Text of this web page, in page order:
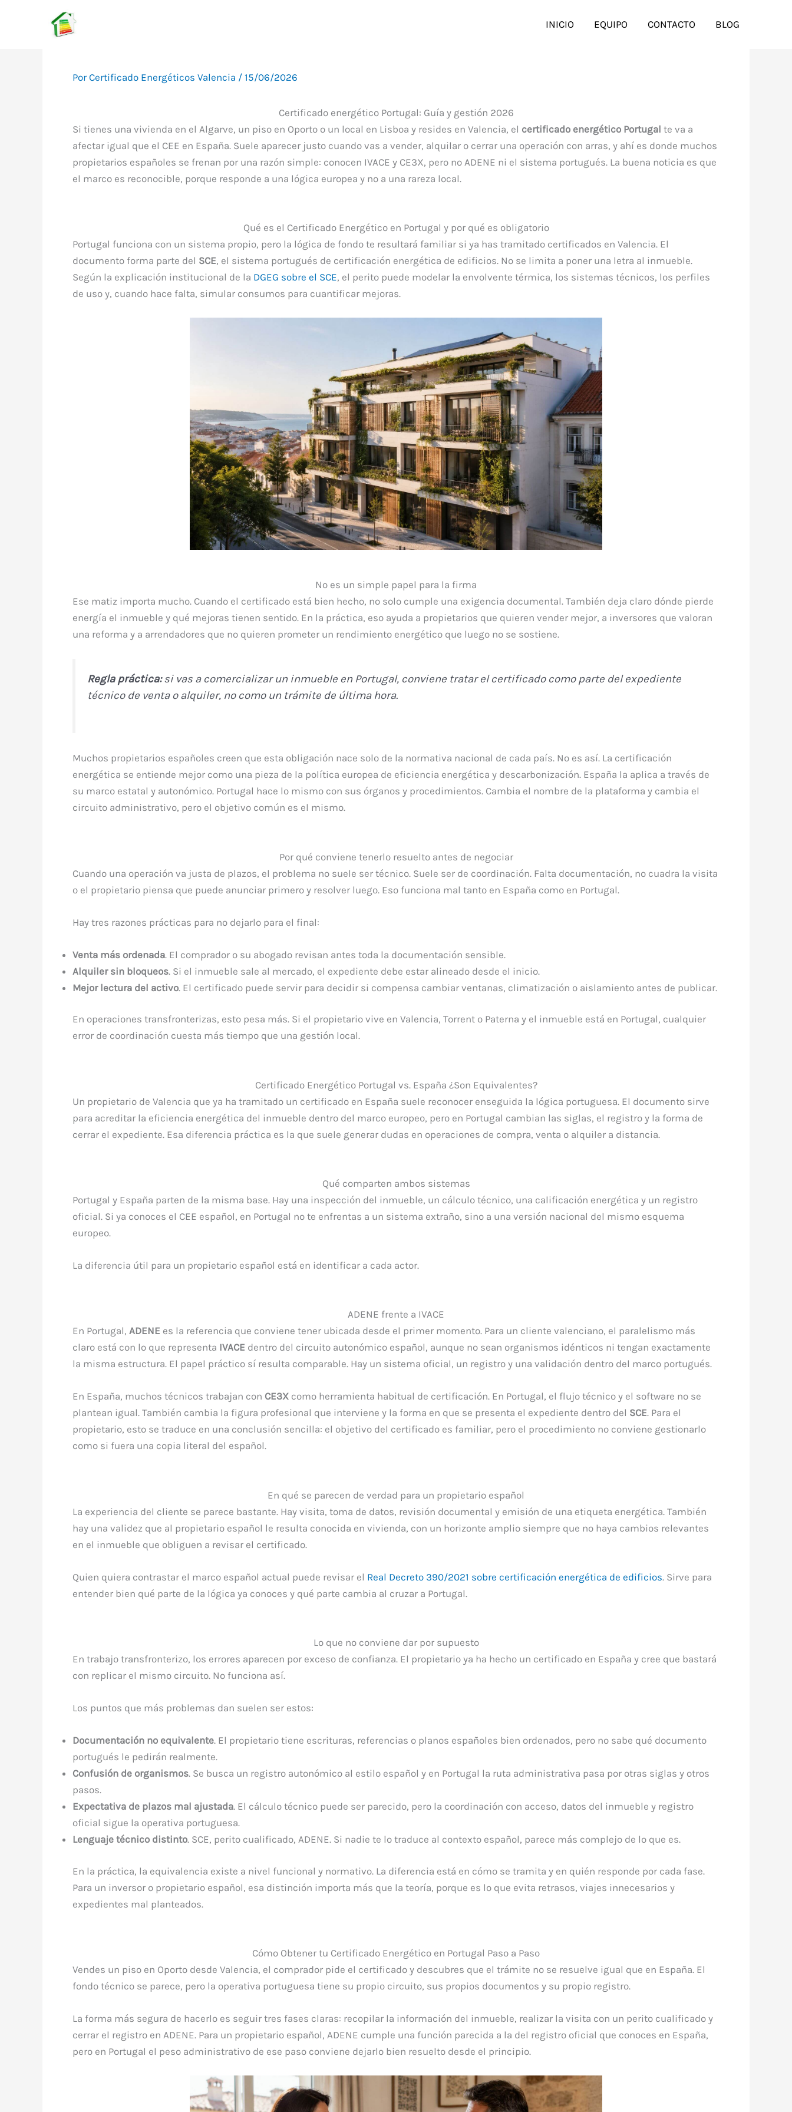
INICIO EQUIPO CONTACTO BLOG
PorCertificado Energéticos Valencia / 15/06/2026
Certificado energético Portugal: Guía y gestión 2026
Si tienes una vivienda en el Algarve, un piso en Oporto o un local en Lisboa y resides en Valencia, el certificado energético Portugal te va a
afectar igual que el CEE en España. Suele aparecer justo cuando vas a vender, alquilar o cerrar una operación con arras, y ahí es donde muchos
propietarios españoles se frenan por una razón simple: conocen IVACE y CE3X, pero no ADENE ni el sistema portugués. La buena noticia es que
el marco es reconocible, porque responde a una lógica europea y no a una rareza local.
Qué es el Certificado Energético en Portugal y por qué es obligatorio
Portugal funciona con un sistema propio, pero la lógica de fondo te resultará familiar si ya has tramitado certificados en Valencia. El
documento forma parte del SCE, el sistema portugués de certificación energética de edificios. No se limita a poner una letra al inmueble.
Según la explicación institucional de la DGEG sobre el SCE, el perito puede modelar la envolvente térmica, los sistemas técnicos, los perfiles
de uso y, cuando hace falta, simular consumos para cuantificar mejoras.
No es un simple papel para la firma
Ese matiz importa mucho. Cuando el certificado está bien hecho, no solo cumple una exigencia documental. También deja claro dónde pierde
energía el inmueble y qué mejoras tienen sentido. En la práctica, eso ayuda a propietarios que quieren vender mejor, a inversores que valoran
una reforma y a arrendadores que no quieren prometer un rendimiento energético que luego no se sostiene.
Regla práctica:si vas a comercializar un inmueble en Portugal, conviene tratar el certificado como parte del expediente
técnico de venta o alquiler, no como un trámite de última hora.
Muchos propietarios españoles creen que esta obligación nace solo de la normativa nacional de cada país. No es así. La certificación
energética se entiende mejor como una pieza de la política europea de eficiencia energética y descarbonización. España la aplica a través de
su marco estatal y autonómico. Portugal hace lo mismo con sus órganos y procedimientos. Cambia el nombre de la plataforma y cambia el
circuito administrativo, pero el objetivo común es el mismo.
Por qué conviene tenerlo resuelto antes de negociar
Cuando una operación va justa de plazos, el problema no suele ser técnico. Suele ser de coordinación. Falta documentación, no cuadra la visita
o el propietario piensa que puede anunciar primero y resolver luego. Eso funciona mal tanto en España como en Portugal.
Hay tres razones prácticas para no dejarlo para el final:
Venta más ordenada. El comprador o su abogado revisan antes toda la documentación sensible.
Alquiler sin bloqueos. Si el inmueble sale al mercado, el expediente debe estar alineado desde el inicio.
Mejor lectura del activo. El certificado puede servir para decidir si compensa cambiar ventanas, climatización o aislamiento antes de publicar.
En operaciones transfronterizas, esto pesa más. Si el propietario vive en Valencia, Torrent o Paterna y el inmueble está en Portugal, cualquier
error de coordinación cuesta más tiempo que una gestión local.
Certificado Energético Portugal vs. España ¿Son Equivalentes?
Un propietario de Valencia que ya ha tramitado un certificado en España suele reconocer enseguida la lógica portuguesa. El documento sirve
para acreditar la eficiencia energética del inmueble dentro del marco europeo, pero en Portugal cambian las siglas, el registro y la forma de
cerrar el expediente. Esa diferencia práctica es la que suele generar dudas en operaciones de compra, venta o alquiler a distancia.
Qué comparten ambos sistemas
Portugal y España parten de la misma base. Hay una inspección del inmueble, un cálculo técnico, una calificación energética y un registro
oficial. Si ya conoces el CEE español, en Portugal no te enfrentas a un sistema extraño, sino a una versión nacional del mismo esquema
europeo.
La diferencia útil para un propietario español está en identificar a cada actor.
ADENE frente a IVACE
En Portugal, ADENE es la referencia que conviene tener ubicada desde el primer momento. Para un cliente valenciano, el paralelismo más
claro está con lo que representa IVACE dentro del circuito autonómico español, aunque no sean organismos idénticos ni tengan exactamente
la misma estructura. El papel práctico sí resulta comparable. Hay un sistema oficial, un registro y una validación dentro del marco portugués.
En España, muchos técnicos trabajan con CE3X como herramienta habitual de certificación. En Portugal, el flujo técnico y el software no se
plantean igual. También cambia la figura profesional que interviene y la forma en que se presenta el expediente dentro del SCE. Para el
propietario, esto se traduce en una conclusión sencilla: el objetivo del certificado es familiar, pero el procedimiento no conviene gestionarlo
como si fuera una copia literal del español.
En qué se parecen de verdad para un propietario español
La experiencia del cliente se parece bastante. Hay visita, toma de datos, revisión documental y emisión de una etiqueta energética. También
hay una validez que al propietario español le resulta conocida en vivienda, con un horizonte amplio siempre que no haya cambios relevantes
en el inmueble que obliguen a revisar el certificado.
Quien quiera contrastar el marco español actual puede revisar el Real Decreto 390/2021 sobre certificación energética de edificios. Sirve para
entender bien qué parte de la lógica ya conoces y qué parte cambia al cruzar a Portugal.
Lo que no conviene dar por supuesto
En trabajo transfronterizo, los errores aparecen por exceso de confianza. El propietario ya ha hecho un certificado en España y cree que bastará
con replicar el mismo circuito. No funciona así.
Los puntos que más problemas dan suelen ser estos:
Documentación no equivalente. El propietario tiene escrituras, referencias o planos españoles bien ordenados, pero no sabe qué documento
portugués le pedirán realmente.
Confusión de organismos. Se busca un registro autonómico al estilo español y en Portugal la ruta administrativa pasa por otras siglas y otros
pasos.
Expectativa de plazos mal ajustada. El cálculo técnico puede ser parecido, pero la coordinación con acceso, datos del inmueble y registro
oficial sigue la operativa portuguesa.
Lenguaje técnico distinto. SCE, perito cualificado, ADENE. Si nadie te lo traduce al contexto español, parece más complejo de lo que es.
En la práctica, la equivalencia existe a nivel funcional y normativo. La diferencia está en cómo se tramita y en quién responde por cada fase.
Para un inversor o propietario español, esa distinción importa más que la teoría, porque es lo que evita retrasos, viajes innecesarios y
expedientes mal planteados.
Cómo Obtener tu Certificado Energético en Portugal Paso a Paso
Vendes un piso en Oporto desde Valencia, el comprador pide el certificado y descubres que el trámite no se resuelve igual que en España. El
fondo técnico se parece, pero la operativa portuguesa tiene su propio circuito, sus propios documentos y su propio registro.
La forma más segura de hacerlo es seguir tres fases claras: recopilar la información del inmueble, realizar la visita con un perito cualificado y
cerrar el registro en ADENE. Para un propietario español, ADENE cumple una función parecida a la del registro oficial que conoces en España,
pero en Portugal el peso administrativo de ese paso conviene dejarlo bien resuelto desde el principio.